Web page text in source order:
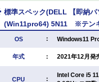
標準スペック(DELL 【即納
(Win11pro64) 5N11 ※テン
OS ： Windows11
年式 ： 2021年12月発
CPU ：
Intel Core i5